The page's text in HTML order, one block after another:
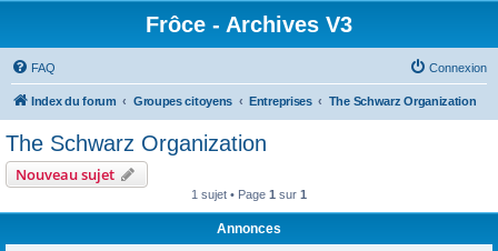
Frôce - Archives V3
FAQ Connexion
Index du forum Groupes citoyens Entreprises The Schwarz Organization
The Schwarz Organization
Nouveau sujet
1 sujet • Page 1 sur 1
Annonces